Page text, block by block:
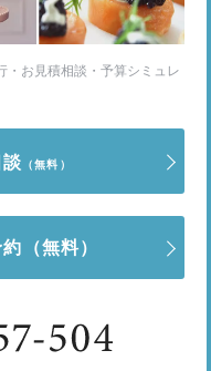
・お見積相談・予算シミュレ
（無料）
（無料）